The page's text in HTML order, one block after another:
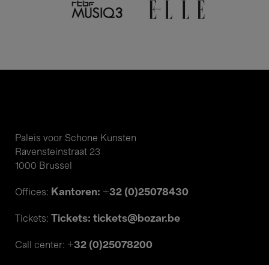
Paleis voor Schone Kunsten
Ravensteinstraat 23
1000 Brussel
Offices: Kantoren: +32 (0)25078430
Tickets: Tickets: tickets@bozar.be
Call center: +32 (0)25078200